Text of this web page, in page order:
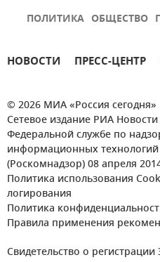
ПОЛИТИКА ОБЩЕСТВО
НОВОСТИ ПРЕСС-ЦЕНТР
© 2026 МИА «Россия сегодня»
Сетевое издание РИА
Федеральной службе по
информационных
(Роскомнадзор) 08 апреля
Политика использования
логирования
Политика
Правила применения
Свидетельство о